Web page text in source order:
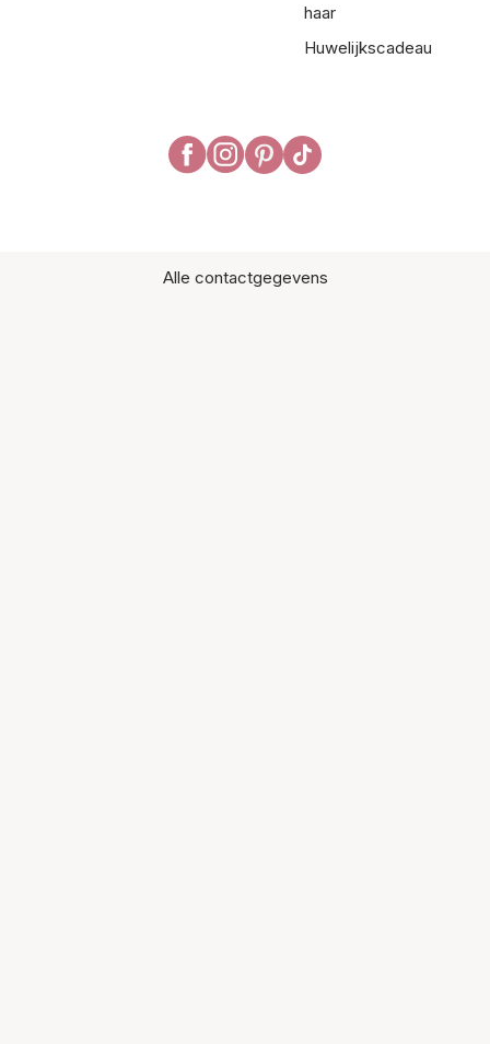
haar
Huwelijkscadeau
Alle contactgegevens